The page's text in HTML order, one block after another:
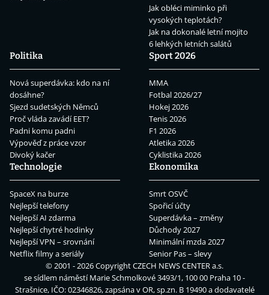
Jak obléci miminko při
vysokých teplotách?
Jak na dokonalé letní mojito
6 lehkých letních salátů
Politika
Nová superdávka: kdo na ní
dosáhne?
Sjezd sudetských Němců
Proč vláda zavádí EET?
Padni komu padni
Výpověď z práce vzor
Divoký kačer
Sport 2026
MMA
Fotbal 2026/27
Hokej 2026
Tenis 2026
F1 2026
Atletika 2026
Cyklistika 2026
Technologie
SpaceX na burze
Nejlepší telefony
Nejlepší AI zdarma
Nejlepší chytré hodinky
Nejlepší VPN – srovnání
Netflix filmy a seriály
Ekonomika
Smrt OSVČ
Spořicí účty
Superdávka – změny
Důchody 2027
Minimální mzda 2027
Senior Pas – slevy
© 2001 - 2026 CopyrightCZECH NEWS CENTER a.s.
se sídlem náměstí Marie Schmolkové 3493/1, 100 00 Praha 10 -
Strašnice, IČO: 02346826, zapsána v OR, sp.zn. B 19490 a dodavatelé